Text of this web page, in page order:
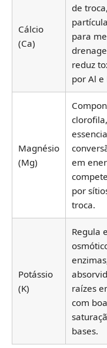
Cálcio
(Ca)
de
para
reduz
por Al e
Magnésio
(Mg)
clorofila,
em
por
troca.
Potássio
(K)
Regula
raízes
com boa
bases.